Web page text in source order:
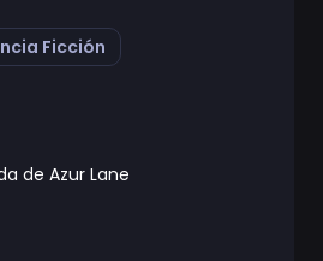
Ficción
de Azur Lane